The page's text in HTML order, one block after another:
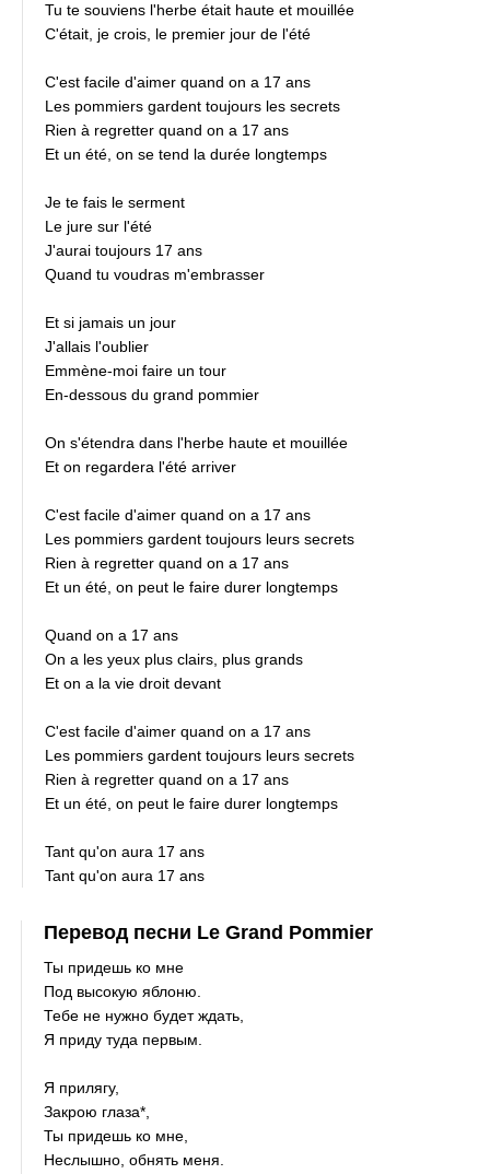
Tu te souviens l'herbe était haute et mouillée
C'était, je crois, le premier jour de l'été
C'est facile d'aimer quand on a 17 ans
Les pommiers gardent toujours les secrets
Rien à regretter quand on a 17 ans
Et un été, on se tend la durée longtemps
Je te fais le serment
Le jure sur l'été
J'aurai toujours 17 ans
Quand tu voudras m'embrasser
Et si jamais un jour
J'allais l'oublier
Emmène-moi faire un tour
En-dessous du grand pommier
On s'étendra dans l'herbe haute et mouillée
Et on regardera l'été arriver
C'est facile d'aimer quand on a 17 ans
Les pommiers gardent toujours leurs secrets
Rien à regretter quand on a 17 ans
Et un été, on peut le faire durer longtemps
Quand on a 17 ans
On a les yeux plus clairs, plus grands
Et on a la vie droit devant
C'est facile d'aimer quand on a 17 ans
Les pommiers gardent toujours leurs secrets
Rien à regretter quand on a 17 ans
Et un été, on peut le faire durer longtemps
Tant qu'on aura 17 ans
Tant qu'on aura 17 ans
Перевод песни Le Grand Pommier
Ты придешь ко мне
Под высокую яблоню.
Тебе не нужно будет ждать,
Я приду туда первым.
Я прилягу,
Закрою глаза*,
Ты придешь ко мне,
Неслышно, обнять меня.